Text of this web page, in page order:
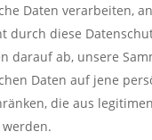
Daten verarbeiten,
durch diese
darauf ab, unsere
Daten auf jene
die aus